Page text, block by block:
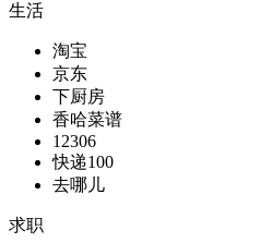
生活
淘宝
京东
下厨房
香哈菜谱
12306
快递100
去哪儿
求职